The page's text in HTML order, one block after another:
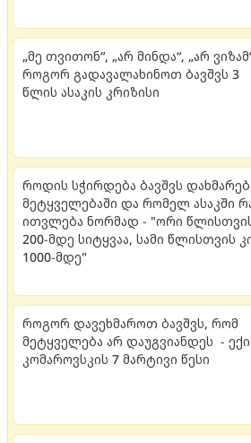
„მე თვითონ“, „არ მინდა“, „არ
როგორ გადავალახინოთ ბავშვს 3
წლის ასაკის კრიზისი
როდის სჭირდება ბავშვს
მეტყველებაში და რომელ ასაკში
ითვლება ნორმად - "ორი
200-მდე სიტყვაა, სამი წლისთვის
1000-მდე"
როგორ დავეხმაროთ ბავშვს, რომ
მეტყველება არ დაუგვიანდეს -
კომაროვსკის 7 მარტივი წესი